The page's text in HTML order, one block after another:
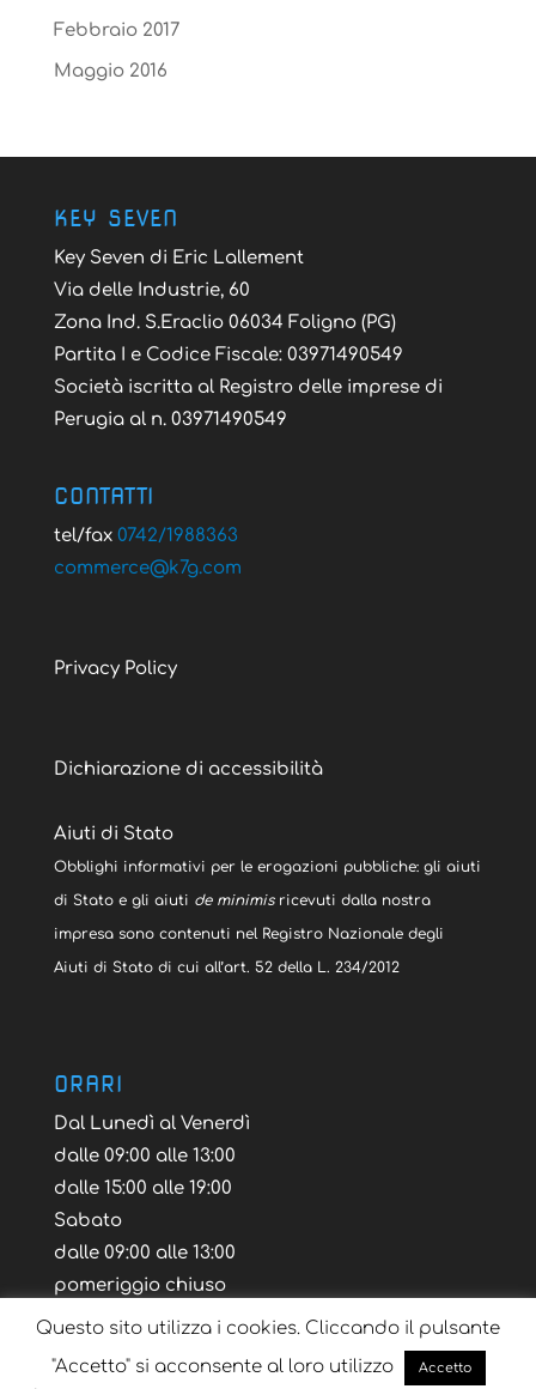
Febbraio 2017
Maggio 2016
KEY SEVEN
Key Seven di Eric Lallement
Via delle Industrie, 60
Zona Ind. S.Eraclio 06034 Foligno (PG)
Partita I e Codice Fiscale: 03971490549
Società iscritta al Registro delle imprese di
Perugia al n. 03971490549
CONTATTI
tel/fax 0742/1988363
moc.g7k
@ecremmoc
Privacy Policy
Dichiarazione di accessibilità
Aiuti di Stato
Obblighi informativi per le erogazioni pubbliche: gli aiuti
di Stato e gli aiuti de minimisricevuti dalla nostra
impresa sono contenuti nel Registro Nazionale degli
Aiuti di Stato di cui all’art. 52 della L. 234/2012
ORARI
Dal Lunedì al Venerdì
dalle 09:00 alle 13:00
dalle 15:00 alle 19:00
Sabato
dalle 09:00 alle 13:00
pomeriggio chiuso
Questo sito utilizza i cookies. Cliccando il pulsante
"Accetto" si acconsente al loro utilizzo
Accetto